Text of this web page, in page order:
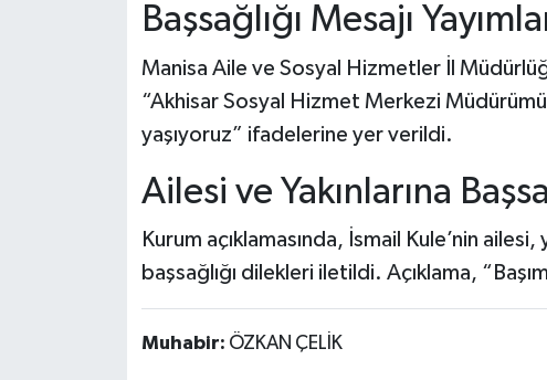
Başsağlığı Mesajı
Manisa Aile ve Sosyal Hizmetler İl
“Akhisar Sosyal Hizmet Merkezi
yaşıyoruz” ifadelerine yer verildi.
Ailesi ve Yakınlarına
Kurum açıklamasında, İsmail Kule’nin ailesi,
başsağlığı dilekleri iletildi. Açıklama,
Muhabir: ÖZKAN ÇELİK